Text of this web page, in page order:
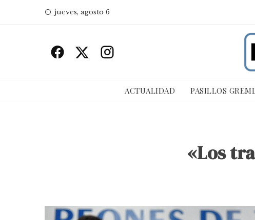
jueves, agosto 6
ACTUALIDAD PASILLOS
«Los